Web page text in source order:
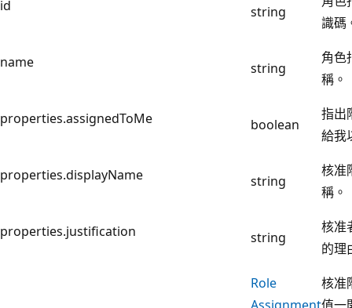
id string
識碼
name string
角色
稱。
properties.assignedToMe boolean
指出
給我
properties.displayName string
核准
稱。
properties.justification string
核准
的理
Role
Assignment
核准
值一